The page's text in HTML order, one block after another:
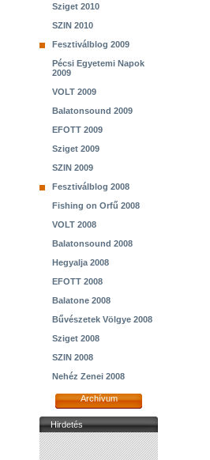
Sziget 2010
SZIN 2010
Fesztiválblog 2009
Pécsi Egyetemi Napok
2009
VOLT 2009
Balatonsound 2009
EFOTT 2009
Sziget 2009
SZIN 2009
Fesztiválblog 2008
Fishing on Orfű 2008
VOLT 2008
Balatonsound 2008
Hegyalja 2008
EFOTT 2008
Balatone 2008
Bűvészetek Völgye 2008
Sziget 2008
SZIN 2008
Nehéz Zenei 2008
Archívum
Hirdetés